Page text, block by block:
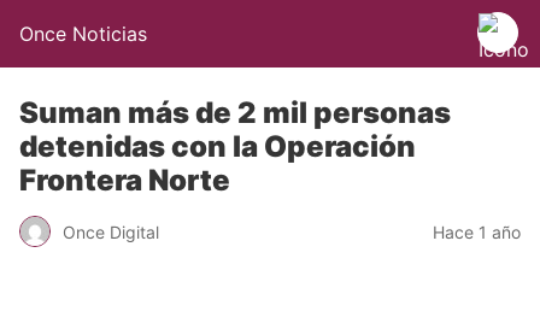
Once Noticias
Suman más de 2 mil personas
detenidas con la Operación
Frontera Norte
Once Digital Hace 1 año